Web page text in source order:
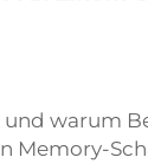
und warum
Memory-